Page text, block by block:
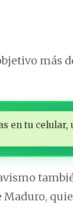
más
en tu celular,
Maduro,